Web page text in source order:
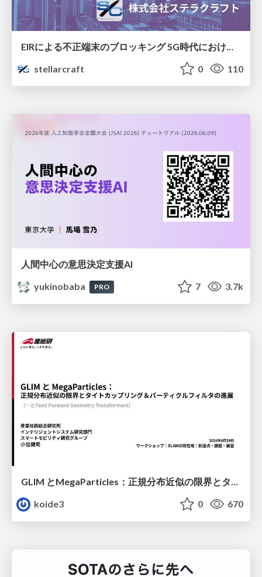
stellarcraft
0 110
人間中心の意思決定支援AI
yukinobaba
PRO 7 3.7k
GLIM とMegaParticles：正規分布近似の限界とタイトカップリング＆パーティクルフィルタの進展 / GLIM and MegaParticles : Progress of the distribution representation in SLAM
koide3
0 670